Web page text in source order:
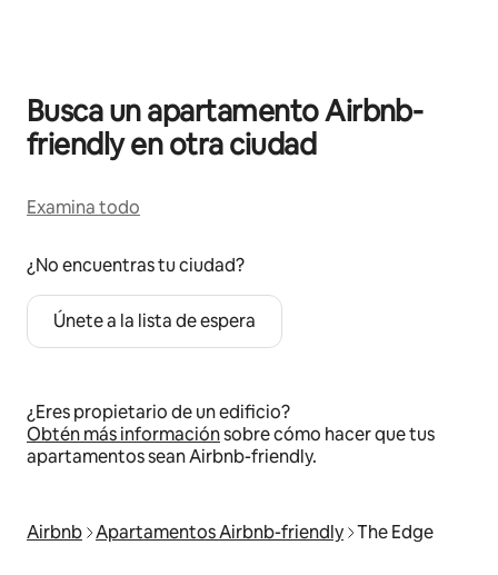
Busca un apartamento Airbnb-
friendly en otra ciudad
Examina todo
¿No encuentras tu ciudad?
Únete a la lista de espera
¿Eres propietario de un edificio?
Obtén más informaciónsobre cómo hacer que tus
apartamentos sean Airbnb-friendly.
Airbnb Apartamentos Airbnb-friendly The Edge